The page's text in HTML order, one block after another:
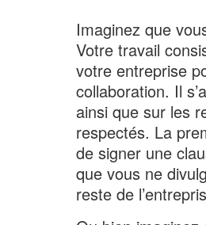
Imaginez que
Votre travail
votre entreprise
collaboration. Il
ainsi que sur les
respectés. La
de signer une
que vous ne
reste de